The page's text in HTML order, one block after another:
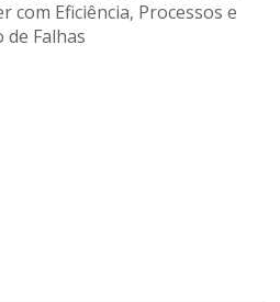
com Eficiência, Processos e
de Falhas